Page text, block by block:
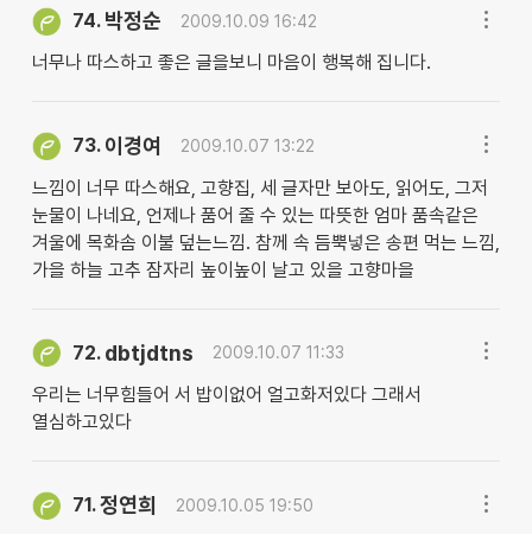
74. 박정순 2009.10.09 16:42
너무나 따스하고 좋은 글을보니 마음이 행복해 집니다.
73. 이경여 2009.10.07 13:22
느낌이 너무 따스해요, 고향집, 세 글자만 보아도, 읽어도, 그저
눈물이 나네요, 언제나 품어 줄 수 있는 따뜻한 엄마 품속같은
겨울에 목화솜 이불 덮는느낌. 참께 속 듬뿍넣은 송편 먹는 느낌,
가을 하늘 고추 잠자리 높이높이 날고 있을 고향마을
72. dbtjdtns 2009.10.07 11:33
우리는 너무힘들어 서 밥이없어 얼고화저있다 그래서
열심하고있다
71.정연희 2009.10.05 19:50